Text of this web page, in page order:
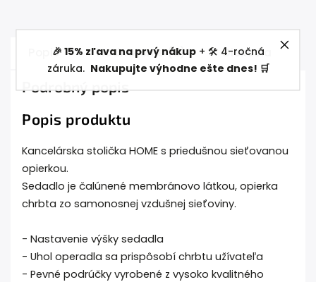
🎉 15% zľava na prvý nákup+ 🛠️ 4-ročná
záruka. Nakupujte výhodne ešte dnes! 🛒
Popis Hodnotenie (2) Diskusia
Podrobný popis
Popis produktu
Kancelárska stolička HOME s priedušnou sieťovanou
opierkou.
Sedadlo je čalúnené membránovo látkou, opierka
chrbta zo samonosnej vzdušnej sieťoviny.
- Nastavenie výšky sedadla
- Uhol operadla sa prispôsobí chrbtu užívateľa
- Pevné podrúčky vyrobené z vysoko kvalitného